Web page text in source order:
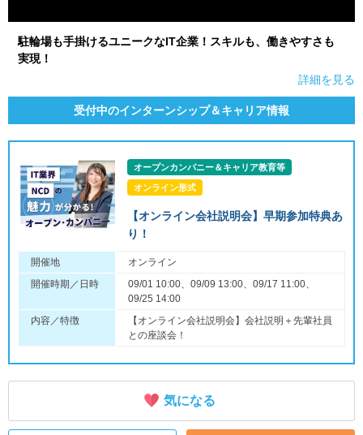
駐輪場も手掛けるユニークなIT企業！スキルも、働きやすさも
実現！
詳細を見る
受付中のインターンシップ＆キャリア情報
オープンカンパニー＆キャリア教育等
オンライン形式
【オンライン会社説明会】早期参加特典あ
り！
開催地
オンライン
開催時期／日時
09/01 10:00、09/09 13:00、09/17 11:00、
09/25 14:00
内容／特徴
【オンライン会社説明会】会社説明＋先輩社員
との座談会！
気になる